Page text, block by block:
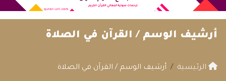
أرشيف الوسم / القرآن في الصلاة
الرئيسية أرشيف الوسم / القرآن في الصلاة